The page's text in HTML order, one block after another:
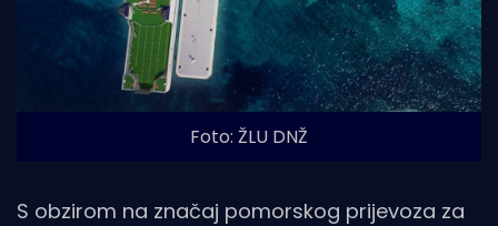
Foto: ŽLU DNŽ
S obzirom na značaj pomorskog prijevoza za